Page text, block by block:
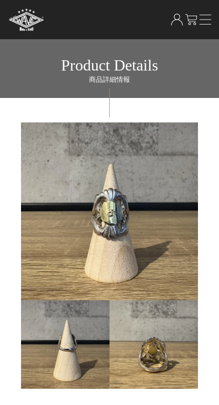
Product Details
商品詳細情報